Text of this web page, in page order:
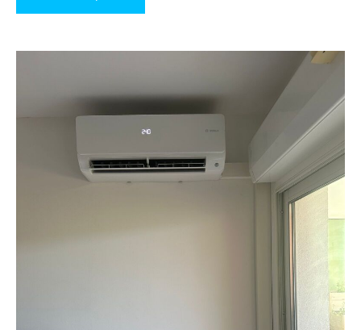
Climatisation
Gainable
|